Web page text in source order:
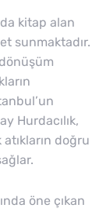
kitap alan
sunmaktadır.
Hurdacılık,
doğru
öne çıkan